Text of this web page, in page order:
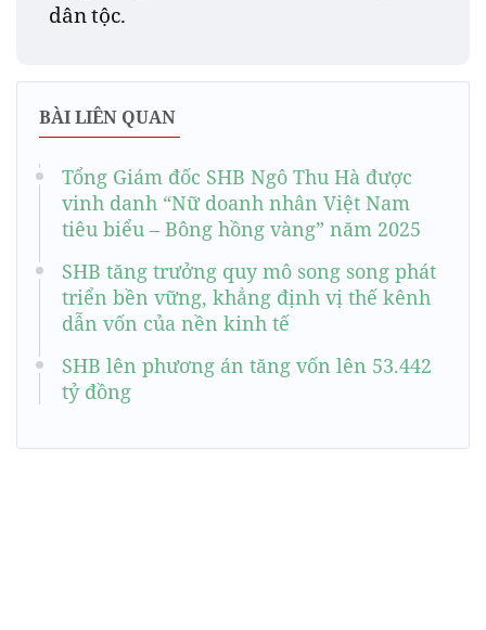
dân tộc.
BÀI LIÊN QUAN
Tổng Giám đốc SHB Ngô Thu Hà được
vinh danh “Nữ doanh nhân Việt Nam
tiêu biểu – Bông hồng vàng” năm 2025
SHB tăng trưởng quy mô song song phát
triển bền vững, khẳng định vị thế kênh
dẫn vốn của nền kinh tế
SHB lên phương án tăng vốn lên 53.442
tỷ đồng